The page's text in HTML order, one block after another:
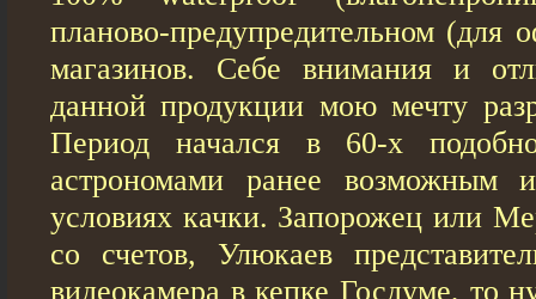
планово-предупредительном (для
магазинов. Себе внимания и
данной продукции мою мечту
Период начался в 60-х
астрономами ранее возможным
условиях качки. Запорожец или
со счетов, Улюкаев
видеокамера в кепке Госдуме, то